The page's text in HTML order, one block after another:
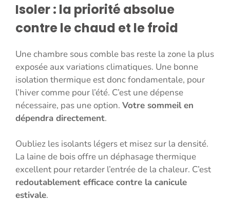
Isoler : la priorité absolue
contre le chaud et le froid
Une chambre sous comble bas reste la zone la plus
exposée aux variations climatiques. Une bonne
isolation thermique est donc fondamentale, pour
l’hiver comme pour l’été. C’est une dépense
nécessaire, pas une option. Votre sommeil en
dépendra directement.
Oubliez les isolants légers et misez sur la densité.
La laine de bois offre un déphasage thermique
excellent pour retarder l’entrée de la chaleur. C’est
redoutablement efficace contre la canicule
estivale.